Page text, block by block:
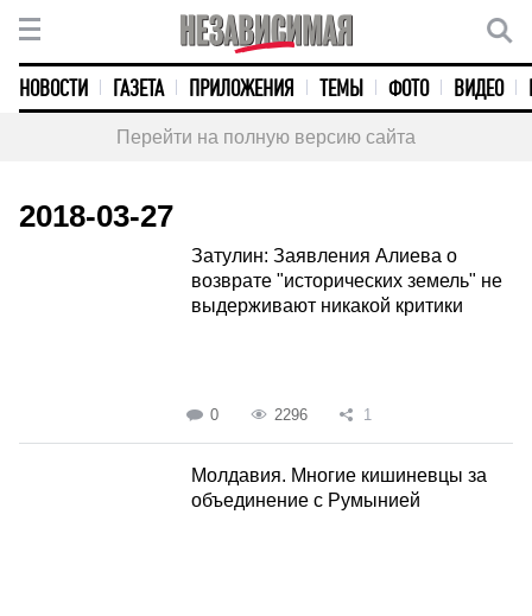
НОВОСТИ ГАЗЕТА ПРИЛОЖЕНИЯ ТЕМЫ ФОТО ВИДЕО
Перейти на полную версию сайта
2018-03-27
Затулин: Заявления Алиева о
возврате "исторических земель" не
выдерживают никакой критики
0 2296 1
Молдавия. Многие кишиневцы за
объединение с Румынией